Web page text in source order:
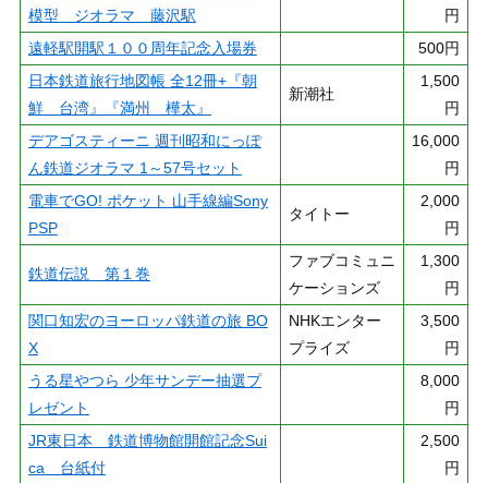
模型 ジオラマ 藤沢駅
円
遠軽駅開駅１００周年記念入場券
500円
日本鉄道旅行地図帳 全12冊+『朝
鮮 台湾』『満州 樺太』
新潮社
1,500
円
デアゴスティーニ 週刊昭和にっぽ
ん鉄道ジオラマ 1～57号セット
16,000
円
電車でGO! ポケット 山手線編Sony
PSP
タイトー
2,000
円
鉄道伝説 第１巻
ファブコミュニ
ケーションズ
1,300
円
関口知宏のヨーロッパ鉄道の旅 BO
X
NHKエンター
プライズ
3,500
円
うる星やつら 少年サンデー抽選プ
レゼント
8,000
円
JR東日本 鉄道博物館開館記念Sui
ca 台紙付
2,500
円